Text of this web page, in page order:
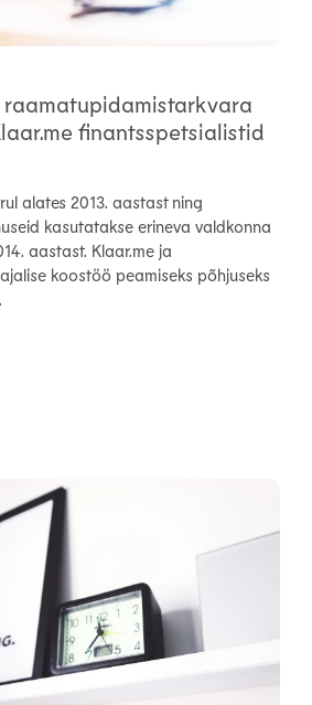
raamatupidamistarkvara
finantsspetsialistid
alates 2013. aastast ning
kasutatakse erineva valdkonna
aastast. Klaar.me ja
koostöö peamiseks põhjuseks